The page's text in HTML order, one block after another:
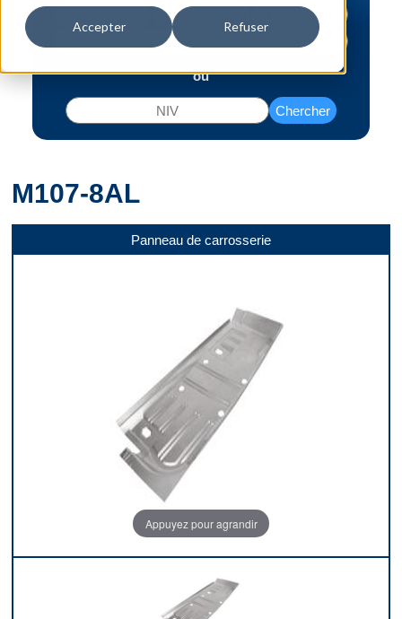
Accepter Refuser
ou
Chercher
M107-8AL
Panneau de carrosserie
Appuyez pour agrandir